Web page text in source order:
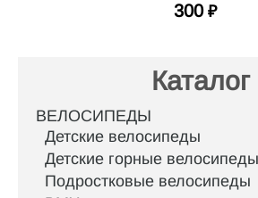
300 ₽
Каталог
ВЕЛОСИПЕДЫ
Детские велосипеды
Детские горные велосипеды
Подростковые велосипеды